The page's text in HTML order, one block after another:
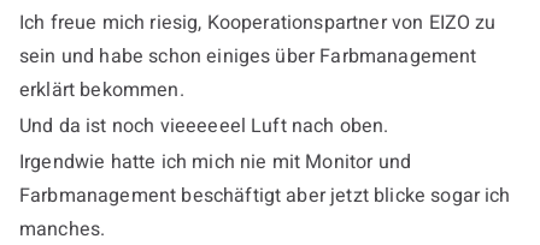
Ich freue mich riesig, Kooperationspartner von EIZO zu
sein und habe schon einiges über Farbmanagement
erklärt bekommen.
Und da ist noch vieeeeeel Luft nach oben.
Irgendwie hatte ich mich nie mit Monitor und
Farbmanagement beschäftigt aber jetzt blicke sogar ich
manches.